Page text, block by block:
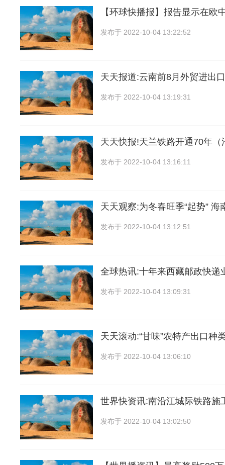
【环球快播报】报告显示在欧
发布于 2022-10-04 13:22:52
天天报道:云南前8月外贸进出
发布于 2022-10-04 13:19:31
天天快报!天兰铁路开通70年（
发布于 2022-10-04 13:16:11
天天观察:为冬春旺季“起势” 海
发布于 2022-10-04 13:12:51
全球热讯:十年来西藏邮政快递
发布于 2022-10-04 13:09:31
天天滚动:“甘味”农特产出口种
发布于 2022-10-04 13:06:10
世界快资讯:南沿江城际铁路施
发布于 2022-10-04 13:02:50